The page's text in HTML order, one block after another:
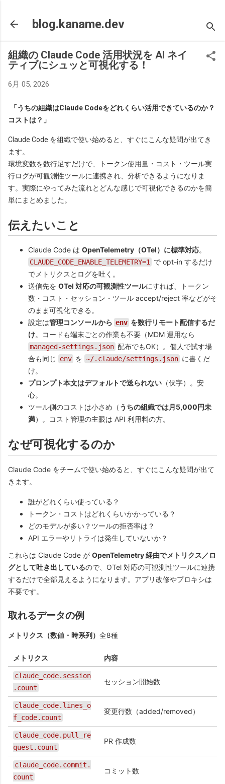
blog.kaname.dev
組織の Claude Code 活用状況を AI ネイ
ティブにシュッと可視化する！
6月 05, 2026
「うちの組織はClaude Codeをどれくらい活用できているのか？
コストは？」
Claude Code を組織で使い始めると、すぐにこんな疑問が出てき
ます。
環境変数を数行足すだけで、トークン使用量・コスト・ツール実
行ログが可観測性ツールに連携され、分析できるようになりま
す。実際にやってみた流れとどんな感じで可視化できるのかを簡
単にまとめました。
伝えたいこと
Claude Code は OpenTelemetry（OTel）に標準対応。
CLAUDE_CODE_ENABLE_TELEMETRY=1 で opt-in するだけ
でメトリクスとログを吐く。
送信先を OTel 対応の可観測性ツールにすれば、トークン
数・コスト・セッション・ツール accept/reject 率などがそ
のまま可視化できる。
設定は管理コンソールから env を数行リモート配信するだ
け。コードも端末ごとの作業も不要（MDM 運用なら
managed-settings.json 配布でもOK）。個人で試す場
合も同じ
env を ~/.claude/settings.json に書くだ
け。
プロンプト本文はデフォルトで送られない （伏字）。安
心。
ツール側のコストは小さめ（ うちの組織では月5,000円未
満）。コスト管理の主眼は API 利用料の方。
なぜ可視化するのか
Claude Code をチームで使い始めると、すぐにこんな疑問が出て
きます。
誰がどれくらい使っている？
トークン・コストはどれくらいかかっている？
どのモデルが多い？ツールの拒否率は？
API エラーやリトライは発生していないか？
これらは Claude Code が OpenTelemetry 経由でメトリクス／ロ
グとして吐き出しているので、OTel 対応の可観測性ツールに連携
するだけで全部見えるようになります。アプリ改修やプロキシは
不要です。
取れるデータの例
メトリクス（数値・時系列） 全8種
メトリクス 内容
claude_code.session
.count
セッション開始数
claude_code.lines_o
f_code.count
変更行数（added/removed）
claude_code.pull_re
quest.count
PR 作成数
claude_code.commit.
count
コミット数